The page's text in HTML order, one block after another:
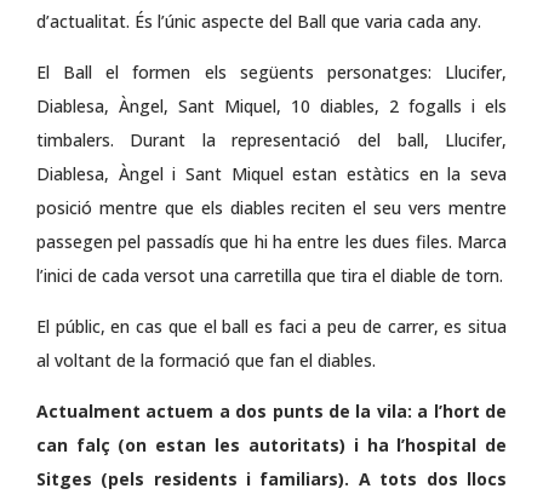
d’actualitat. És l’únic aspecte del Ball que varia cada any.
El Ball el formen els següents personatges: Llucifer,
Diablesa, Àngel, Sant Miquel, 10 diables, 2 fogalls i els
timbalers. Durant la representació del ball, Llucifer,
Diablesa, Àngel i Sant Miquel estan estàtics en la seva
posició mentre que els diables reciten el seu vers mentre
passegen pel passadís que hi ha entre les dues files. Marca
l’inici de cada versot una carretilla que tira el diable de torn.
El públic, en cas que el ball es faci a peu de carrer, es situa
al voltant de la formació que fan el diables.
Actualment actuem a dos punts de la vila: a l’hort de
can falç (on estan les autoritats) i ha l’hospital de
Sitges (pels residents i familiars). A tots dos llocs